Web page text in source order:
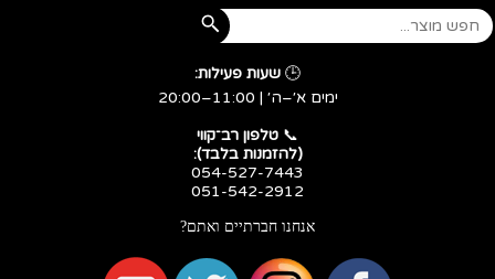
🕒 שעות פעילות:
ימים א׳–ה׳ | 11:00–20:00
​​​​​​​📞 טלפון רב־קווי
(להזמנות בלבד):
054-527-7443
051-542-2912
אנחנו חברתיים ואתם?